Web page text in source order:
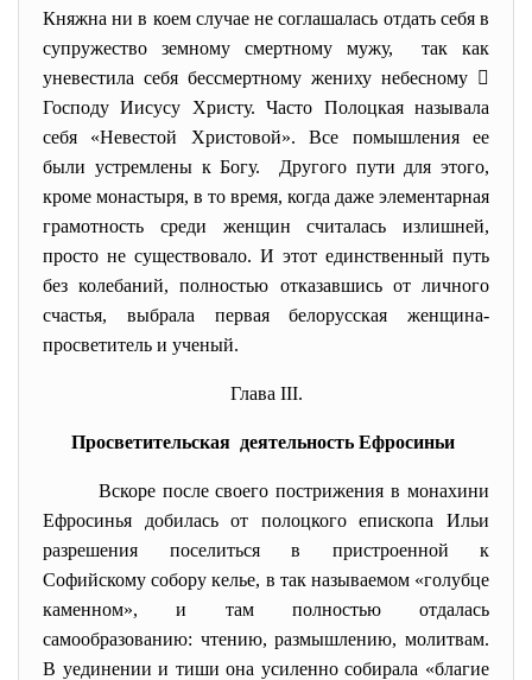
Княжна ни в коем случае не соглашалась отдать себя в
супружество земному смертному мужу, так как
уневестила себя бессмертному жениху небесному 
Господу Иисусу Христу. Часто Полоцкая называла
себя «Невестой Христовой». Все помышления ее
были устремлены к Богу. Другого пути для этого,
кроме монастыря, в то время, когда даже элементарная
грамотность среди женщин считалась излишней,
просто не существовало. И этот единственный путь
без колебаний, полностью отказавшись от личного
счастья, выбрала первая белорусская женщина-
просветитель и ученый.
Глава ІІІ.
Просветительская деятельность Ефросиньи
Вскоре после своего пострижения в монахини
Ефросинья добилась от полоцкого епископа Ильи
разрешения поселиться в пристроенной к
Софийскому собору келье, в так называемом «голубце
каменном», и там полностью отдалась
самообразованию: чтению, размышлению, молитвам.
В уединении и тиши она усиленно собирала «благие